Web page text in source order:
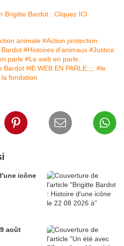
Brigitte Bardot : Cliquez ICI
animale #Action protection
#Histoires d'animaux #Justice
parle #Le web en parle..
Bardot #lE WEB EN PARLE;;;; #le
fondation
icône
août